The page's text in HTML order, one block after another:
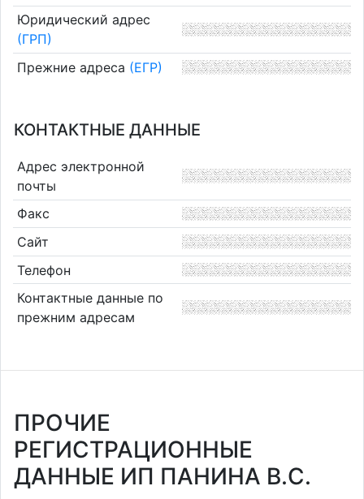
Юридический адрес
(ГРП)
Прежние адреса (ЕГР)
КОНТАКТНЫЕ ДАННЫЕ
Адрес электронной
почты
Факс
Сайт
Телефон
Контактные данные по
прежним адресам
ПРОЧИЕ
РЕГИСТРАЦИОННЫЕ
ДАННЫЕ ИП ПАНИНА В.С.